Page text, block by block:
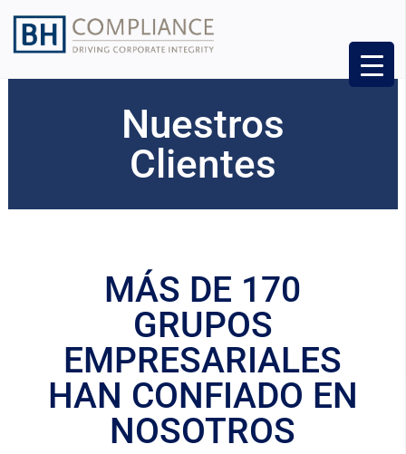
Nuestros
Clientes
MÁS DE 170
GRUPOS
EMPRESARIALES
HAN CONFIADO EN
NOSOTROS